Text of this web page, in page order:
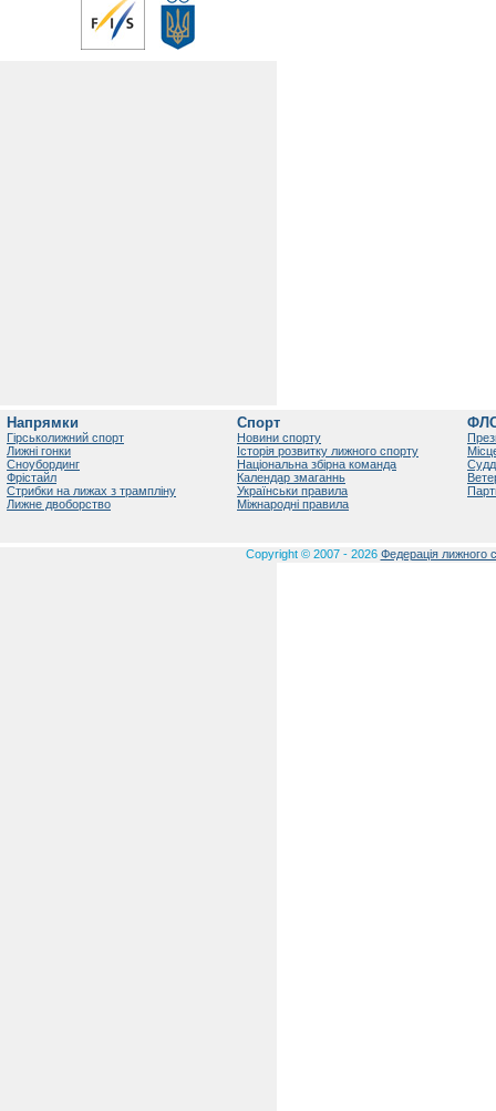
Напрямки
Гірськолижний спорт
Лижні гонки
Сноубординг
Фрістайл
Стрибки на лижах з трампліну
Лижне двоборство
Спорт
Новини спорту
Історія розвитку лижного спорту
Національна збірна команда
Календар змаганнь
Українськи правила
Міжнародні правила
Copyright © 2007 - 2026 Федерація лижного